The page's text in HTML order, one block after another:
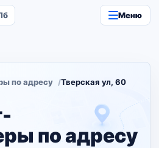
Меню
по адресу Тверская ул, 60
по адресу